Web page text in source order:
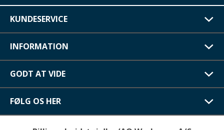
KUNDESERVICE
INFORMATION
GODT AT VIDE
FØLG OS HER